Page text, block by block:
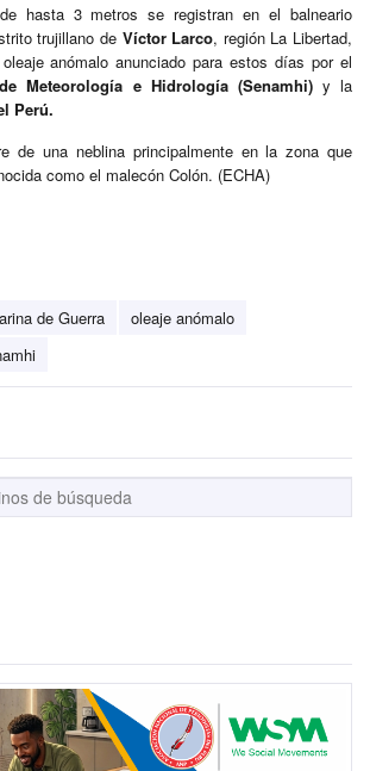
hasta 3 metros se registran en el balneario
trujillano de Víctor Larco, región La Libertad,
anómalo anunciado para estos días por el
Meteorología e Hidrología (Senamhi) y la
Perú.
de una neblina principalmente en la zona que
como el malecón Colón. (ECHA)
de Guerra
oleaje anómalo